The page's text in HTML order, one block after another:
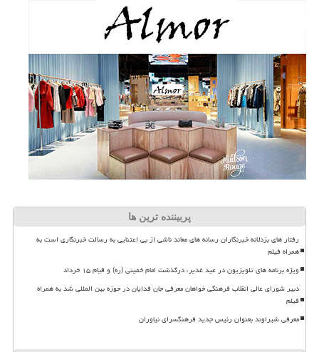
پربیننده ترین ها
رفتار های بزدلانه خبرنگاران رسانه های معاند ناشی از بی اعتنایی به رسالت خبرنگاری است به
همراه فیلم
ویژه برنامه های تلویزیون در عید غدیر، درگذشت امام خمینی (ره) و قیام ۱۵ خرداد
دبیر شورای عالی انقلاب فرهنگی خواهان معرفی جان فدایان در حوزه بین المللی شد به همراه
فیلم
معرفی شیراوند بعنوان رئیس جدید فرهنگسرای نیاوران